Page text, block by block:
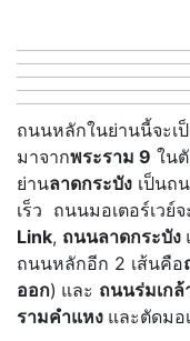
ถนนหลักในย่านนี้จะเ
มาจากพระราม 9 ใน
ย่านลาดกระบัง เป็นถ
เร็ว ถนนมอเตอร์เวย์
Link, ถนนลาดกระบัง
ถนนหลักอีก 2 เส้นคือ
ออก) และ ถนนร่มเกล้
รามคำแหง และตัดมอ